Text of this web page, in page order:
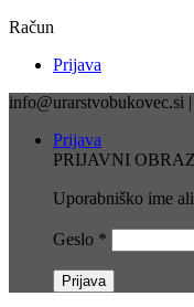
Račun
Prijava
info@urarstvobukovec.si
Prijava
PRIJAVNI
Uporabniško ime
Geslo *